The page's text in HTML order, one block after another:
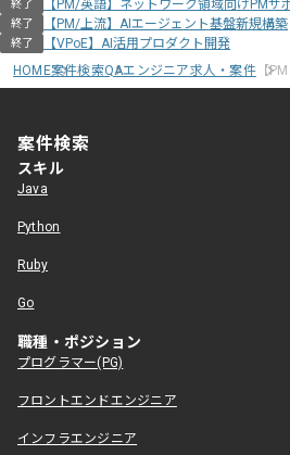
終了 【PM/英語】ネットワーク領域向けPMサ
終了 【PM/上流】AIエージェント基盤新規構築
終了
【VPoE】AI活用プロダクト開発
HOME案件検索QAエンジニア求人・案件【
案件検索
スキル
Java
Python
Ruby
Go
職種・ポジション
プログラマー(PG)
フロントエンドエンジニア
インフラエンジニア